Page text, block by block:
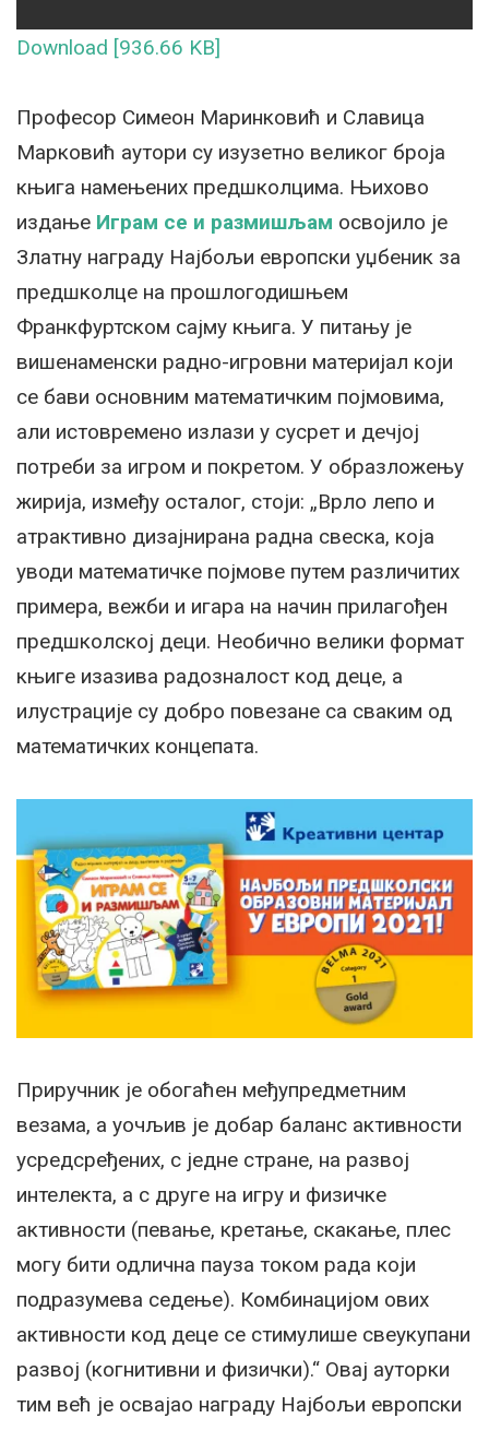
Download [936.66 KB]
Професор Симеон Маринковић и Славица
Марковић аутори су изузетно великог броја
књига намењених предшколцима. Њихово
издање Играм се и размишљам освојило је
Златну награду Најбољи европски уџбеник за
предшколце на прошлогодишњем
Франкфуртском сајму књига. У питању је
вишенаменски радно-игровни материјал који
се бави основним математичким појмовима,
али истовремено излази у сусрет и дечјој
потреби за игром и покретом. У образложењу
жирија, између осталог, стоји: „Врло лепо и
атрактивно дизајнирана радна свеска, која
уводи математичке појмове путем различитих
примера, вежби и игара на начин прилагођен
предшколској деци. Необично велики формат
књиге изазива радозналост код деце, а
илустрације су добро повезане са сваким од
математичких концепата.
Приручник је обогаћен међупредметним
везама, а уочљив је добар баланс активности
усредсређених, с једне стране, на развој
интелекта, а с друге на игру и физичке
активности (певање, кретање, скакање, плес
могу бити одлична пауза током рада који
подразумева седење). Комбинацијом ових
активности код деце се стимулише свеукупани
развој (когнитивни и физички).“ Овај ауторки
тим већ је освајао награду Најбољи европски